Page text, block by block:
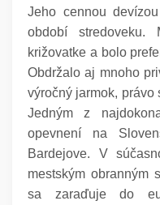
Jeho cennou
období stredoveku.
križovatke a bolo
Obdržalo aj mnoho
výročný jarmok,
Jedným z
opevnení na
Bardejove. V
mestským obranným
sa zaraďuje do